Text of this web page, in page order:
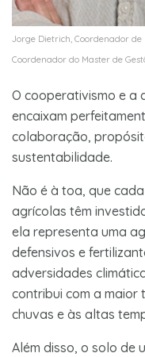
Jorge Dietrich, Coordenador de
Coordenador do Master de
O cooperativismo e a
encaixam
colaboração,
sustentabilidade.
Não é à toa, que
agrícolas têm
ela representa uma
defensivos e
adversidades
contribui com a
chuvas e às altas
Além disso, o solo de